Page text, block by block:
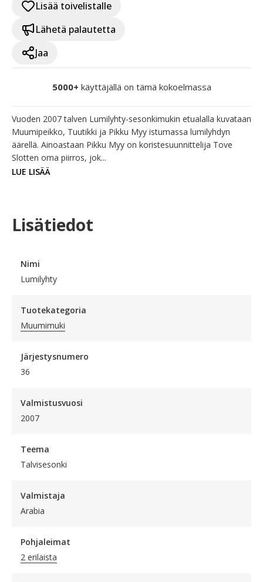
Lisää toivelistalle
Lähetä palautetta
Jaa
5000+ käyttäjällä on tämä kokoelmassa
Vuoden 2007 talven Lumilyhty-sesonkimukin etualalla kuvataan
Muumipeikko, Tuutikki ja Pikku Myy istumassa lumilyhdyn
äärellä. Ainoastaan Pikku Myy on koristesuunnittelija Tove
Slotten oma piirros, jok...
LUE LISÄÄ
Lisätiedot
Nimi
Lumilyhty
Tuotekategoria
Muumimuki
Järjestysnumero
36
Valmistusvuosi
2007
Teema
Talvisesonki
Valmistaja
Arabia
Pohjaleimat
2 erilaista